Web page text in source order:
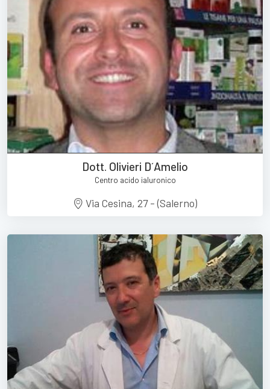
Dott. Olivieri D´Amelio
Centro acido ialuronico
Via Cesina, 27 - (Salerno)